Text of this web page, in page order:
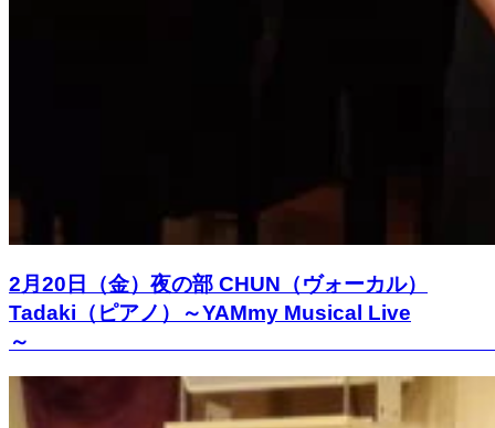
2月20日（金）夜の部 CHUN（ヴォーカル）
Tadaki（ピアノ）～YAMmy Musical Live